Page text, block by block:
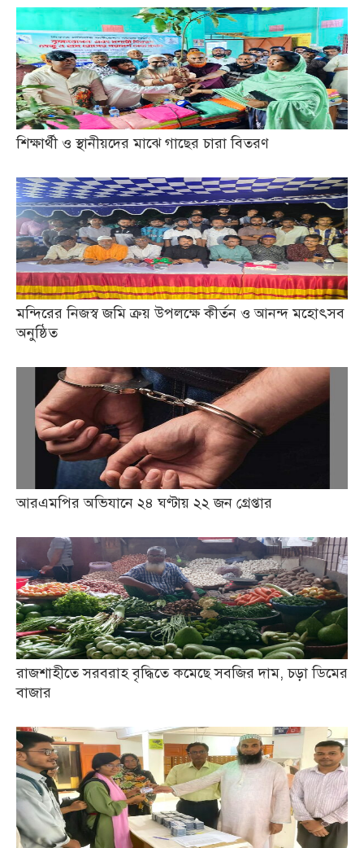
শিক্ষার্থী ও স্থানীয়দের মাঝে গাছের চারা বিতরণ
মন্দিরের নিজস্ব জমি ক্রয় উপলক্ষে কীর্তন ও আনন্দ মহোৎসব
অনুষ্ঠিত
আরএমপির অভিযানে ২৪ ঘণ্টায় ২২ জন গ্রেপ্তার
রাজশাহীতে সরবরাহ বৃদ্ধিতে কমেছে সবজির দাম, চড়া ডিমের
বাজার